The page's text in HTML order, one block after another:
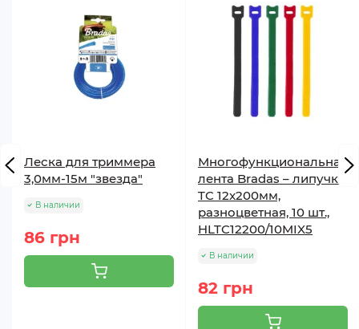
Леска для триммера
3,0мм-15м "звезда"
В наличии
86 грн
Многофункциональная
лента Bradas – липучка,
TC 12x200мм,
разноцветная, 10 шт.,
HLTC12200/10MIX5
В наличии
82 грн